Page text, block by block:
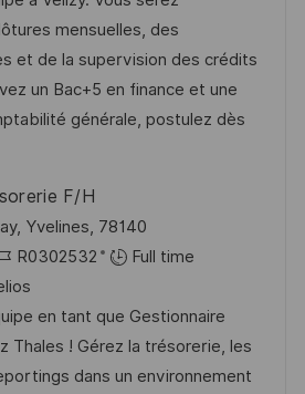
mensuelles, des
et de la supervision des crédits
un Bac+5 en finance et une
générale, postulez dès
F/H
Yvelines, 78140
R0302532
Full time
en tant que Gestionnaire
Thales ! Gérez la trésorerie, les
dans un environnement